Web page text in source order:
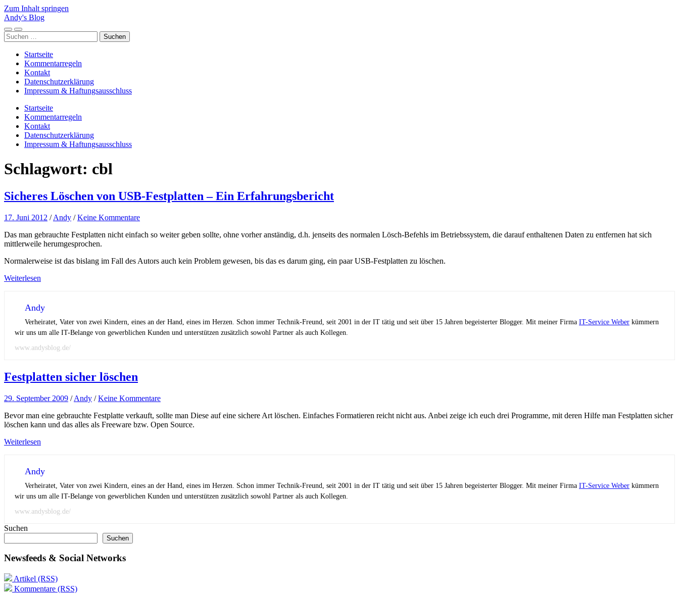
Zum Inhalt springen
Andy's Blog
Mobile-
Menü
Suchfeld
ein-/ausblenden
Suchen
nach:
Startseite
Kommentarregeln
Kontakt
Datenschutzerklärung
Impressum & Haftungsausschluss
Startseite
Kommentarregeln
Kontakt
Datenschutzerklärung
Impressum & Haftungsausschluss
Schlagwort: cbl
Sicheres Löschen von USB-Festplatten – Ein Erfahrungsbericht
17. Juni 2012 /Andy /Keine Kommentare
Das man gebrauchte Festplatten nicht einfach so weiter geben sollte, ohne vorher anständig, d.h. jenseits des normalen Lösch-Befehls im Betriebssystem, die darauf enthaltenen Daten zu entfernen hat sich
mittlerweile herumgesprochen.
Normalerweise ist das bislang im Fall des Autors auch kein Problem gewesen, bis das es darum ging, ein paar USB-Festplatten zu löschen.
Weiterlesen
Andy
Verheiratet, Vater von zwei Kindern, eines an der Hand, eines im Herzen. Schon immer Technik-Freund, seit 2001 in der IT tätig und seit über 15 Jahren begeisterter Blogger. Mit meiner Firma IT-Service Weber kümmern
wir uns um alle IT-Belange von gewerblichen Kunden und unterstützen zusätzlich sowohl Partner als auch Kollegen.
www.andysblog.de/
Festplatten sicher löschen
29. September 2009 /Andy /Keine Kommentare
Bevor man eine gebrauchte Festplatte verkauft, sollte man Diese auf eine sichere Art löschen. Einfaches Formatieren reicht nicht aus. Anbei zeige ich euch drei Programme, mit deren Hilfe man Festplatten sicher
löschen kann und das alles als Freeware bzw. Open Source.
Weiterlesen
Andy
Verheiratet, Vater von zwei Kindern, eines an der Hand, eines im Herzen. Schon immer Technik-Freund, seit 2001 in der IT tätig und seit über 15 Jahren begeisterter Blogger. Mit meiner Firma IT-Service Weber kümmern
wir uns um alle IT-Belange von gewerblichen Kunden und unterstützen zusätzlich sowohl Partner als auch Kollegen.
www.andysblog.de/
Suchen
Suchen
Newsfeeds & Social Networks
Artikel (RSS)
Kommentare (RSS)